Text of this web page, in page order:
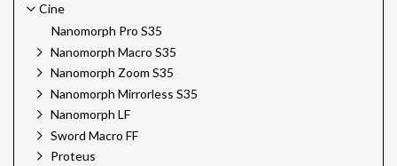
Cine
Nanomorph Pro S35
Nanomorph Macro S35
Nanomorph Zoom S35
Nanomorph Mirrorless S35
Nanomorph LF
Sword Macro FF
Proteus